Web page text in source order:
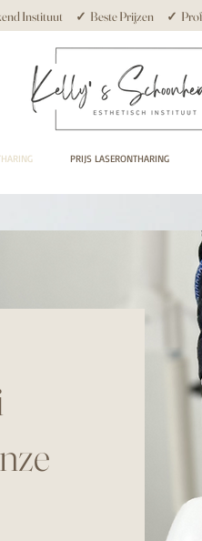
Instituut ✓ Beste Prijzen ✓
PRIJS LASERONTHARING